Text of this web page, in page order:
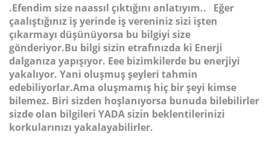
.Efendim size naassıl çıktığını anlatıyım.. Eğer
çaalıştığınız iş yerinde iş vereniniz sizi işten
çıkarmayı düşünüyorsa bu bilgiyi size
gönderiyor.Bu bilgi sizin etrafınızda ki Enerji
dalganıza yapışıyor. Eee bizimkilerde bu enerjiyi
yakalıyor. Yani oluşmuş şeyleri tahmin
edebiliyorlar.Ama oluşmamış hiç bir şeyi kimse
bilemez. Biri sizden hoşlanıyorsa bunuda bilebilirler
sizde olan bilgileri YADA sizin beklentilerinizi
korkularınızı yakalayabilirler.